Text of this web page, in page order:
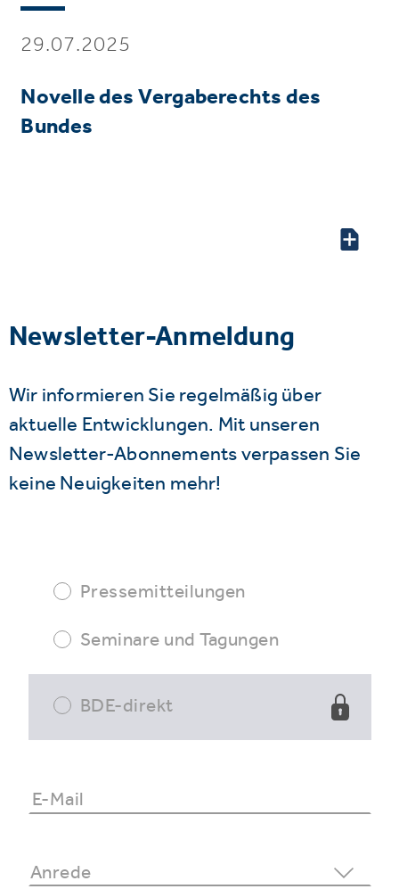
29.07.2025
Novelle des Vergaberechts des
Bundes
Newsletter-Anmeldung
Wir informieren Sie regelmäßig über
aktuelle Entwicklungen. Mit unseren
Newsletter-Abonnements verpassen Sie
keine Neuigkeiten mehr!
Pressemitteilungen
Seminare und Tagungen
BDE-direkt